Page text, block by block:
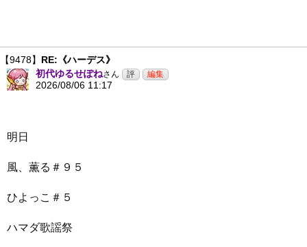
【9478】 RE:《ハーデス》
初代ゆるせぽねさん
2026/08/06 11:17
明日
風、薫る＃９５
ひよっこ＃５
ハマダ歌謡祭